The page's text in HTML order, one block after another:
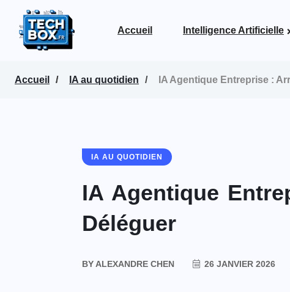
Accueil Intelligence Artificielle
Accueil IA au quotidien IA Agentique Entreprise :
IA AU QUOTIDIEN
IA Agentique
Déléguer
BY ALEXANDRE CHEN 26 JANVIER 2026